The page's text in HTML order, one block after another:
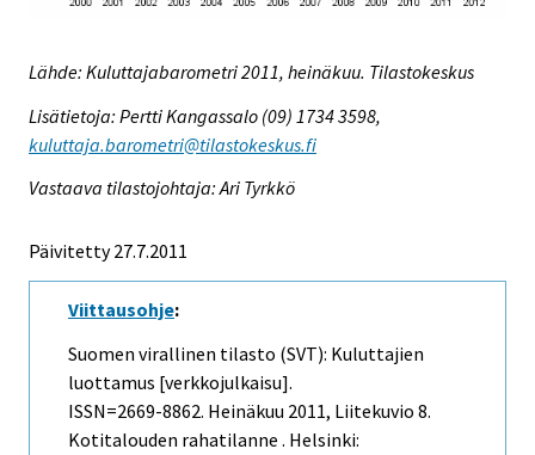
Lähde: Kuluttajabarometri 2011, heinäkuu. Tilastokeskus
Lisätietoja: Pertti Kangassalo (09) 1734 3598,
kuluttaja.barometri@tilastokeskus.fi
Vastaava tilastojohtaja: Ari Tyrkkö
Päivitetty 27.7.2011
Viittausohje:
Suomen virallinen tilasto (SVT): Kuluttajien
luottamus [verkkojulkaisu].
ISSN=2669-8862. Heinäkuu 2011, Liitekuvio 8.
Kotitalouden rahatilanne . Helsinki: